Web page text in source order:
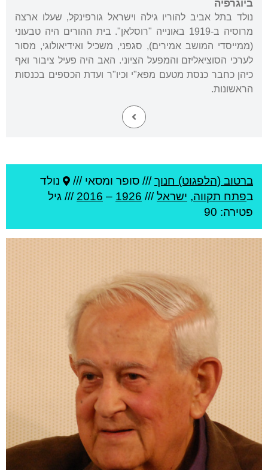
ביוגרפיה
נולד בתל אביב להוריו גילה וישראל גורפינקל, שעלו ארצה
מרוסיה ב-1919 באונייה "רוסלאן". בית ההורים היה טבעוני
(ממייסדי המושב אמירים), סגפני, משכיל ואידיאולוגי, מסור
לערכי הסוציאליזם והמפעל הציוני. האב היה פעיל ציבור ואף
כיהן כחבר כנסת מטעם מפא"י וכיו"ר ועדת הכספים בכנסות
הראשונות.
ברטוב (הלפגוט) חנוך/// סופר ומסאי ///
נולד
בפתח תקווה, ישראל///
1926
–
2016 /// גיל
פטירה: 90